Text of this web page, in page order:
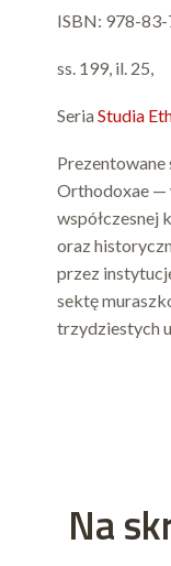
ISBN: 978-
ss. 199, il. 25,
SeriaStudia
Orthodoxae —
współczesnej
oraz
przez
sektę
trzydziestych
Na